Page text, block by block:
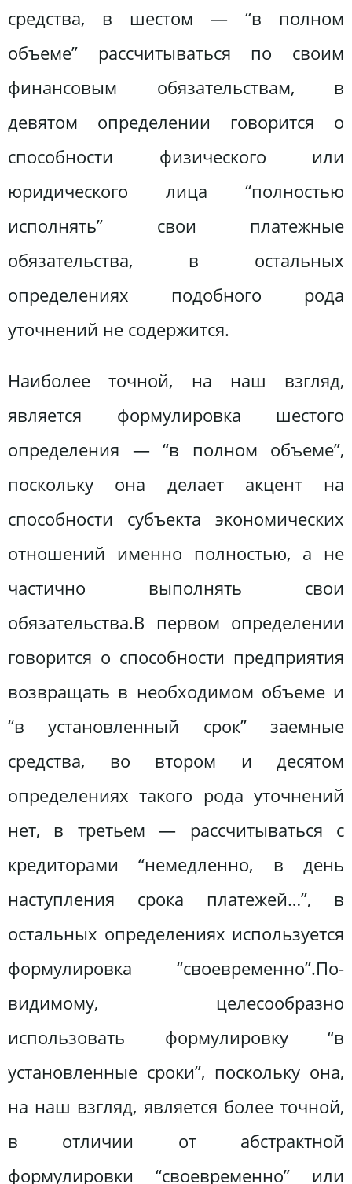
средства, в шестом — “в полном
объеме” рассчитываться по своим
финансовым обязательствам, в
девятом определении говорится о
способности физического или
юридического лица “полностью
исполнять” свои платежные
обязательства, в остальных
определениях подобного рода
уточнений не содержится.
Наиболее точной, на наш взгляд,
является формулировка шестого
определения — “в полном объеме”,
поскольку она делает акцент на
способности субъекта экономических
отношений именно полностью, а не
частично выполнять свои
обязательства.В первом определении
говорится о способности предприятия
возвращать в необходимом объеме и
“в установленный срок” заемные
средства, во втором и десятом
определениях такого рода уточнений
нет, в третьем — рассчитываться с
кредиторами “немедленно, в день
наступления срока платежей…”, в
остальных определениях используется
формулировка “своевременно”.По-
видимому, целесообразно
использовать формулировку “в
установленные сроки”, поскольку она,
на наш взгляд, является более точной,
в отличии от абстрактной
формулировки “своевременно” или